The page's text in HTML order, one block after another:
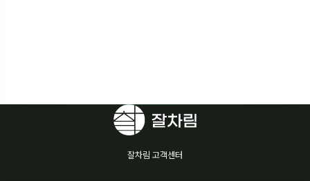
잘차림 고객센터